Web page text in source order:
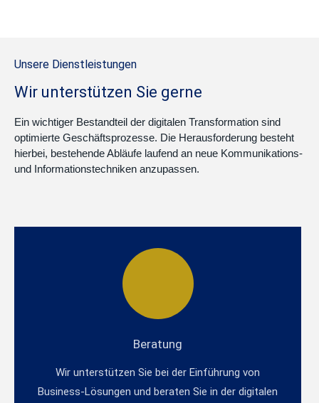
Unsere Dienstleistungen
Wir unterstützen Sie gerne
Ein wichtiger Bestandteil der digitalen Transformation sind
optimierte Geschäftsprozesse. Die Herausforderung besteht
hierbei, bestehende Abläufe laufend an neue Kommunikations-
und Informationstechniken anzupassen.
Beratung
Wir unterstützen Sie bei der Einführung von
Business-Lösungen und beraten Sie in der digitalen